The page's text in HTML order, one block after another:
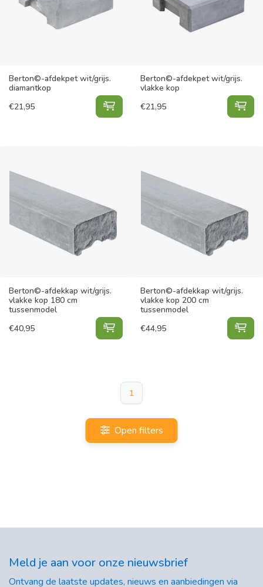
Berton©-afdekpet wit/grijs.
diamantkop
€21,95 Berton©-afdekpet wit/grijs.
Berton©-afdekpet wit/grijs.
vlakke kop
€21,95
Berton©-afdekkap wit/grijs.
vlakke kop 180 cm
tussenmodel
€40,95 Berton©-afdekkap wit/grijs. vlakke
Berton©-afdekkap wit/grijs.
vlakke kop 200 cm
tussenmodel
€44,95
1
Open filters
Meld je aan voor onze nieuwsbrief
Ontvang de laatste updates, nieuws en aanbiedingen via